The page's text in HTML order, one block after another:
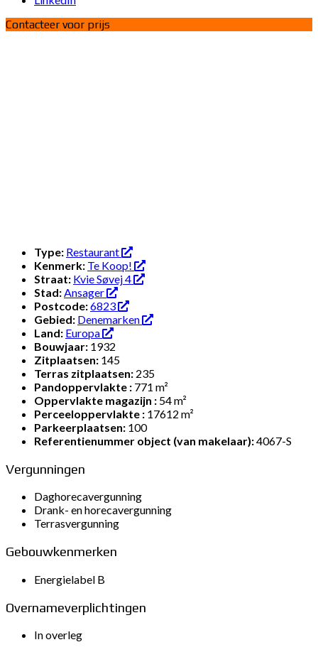
Contacteer voor prijs
Type: Restaurant
Kenmerk: Te Koop!
Straat: Kvie Søvej 4
Stad:Ansager
Postcode:6823
Gebied: Denemarken
Land: Europa
Bouwjaar: 1932
Zitplaatsen: 145
Terras zitplaatsen: 235
Pandoppervlakte : 771 m²
Oppervlakte magazijn : 54 m²
Perceeloppervlakte : 17612 m²
Parkeerplaatsen: 100
Referentienummer object (van makelaar):4067-S
Vergunningen
Daghorecavergunning
Drank- en horecavergunning
Terrasvergunning
Gebouwkenmerken
Energielabel B
Overnameverplichtingen
In overleg